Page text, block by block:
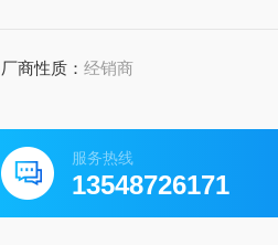
厂商性质：经销商
服务热线
13548726171